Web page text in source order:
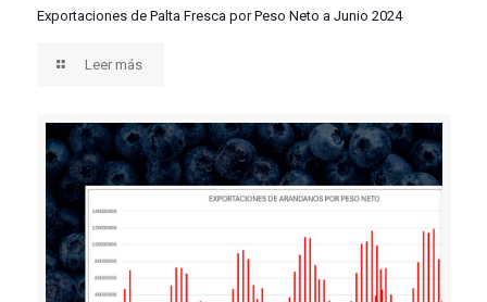
Exportaciones de Palta Fresca por Peso Neto a Junio 2024
Leer más